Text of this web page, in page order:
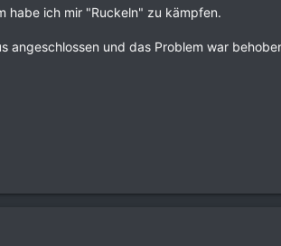
habe ich mir "Ruckeln" zu kämpfen.
angeschlossen und das Problem war